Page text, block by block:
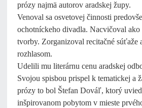
prózy najmä autorov aradskej župy.
Venoval sa osvetovej činnosti
ochotníckeho divadla. Nacvičoval
tvorby. Zorganizoval recitačné súťaže
rozhlasom.
Udelili mu literárnu cenu aradskej
Svojou spisbou prispel k tematickej a
prózy to bol Štefan Dováľ, ktorý
inšpirovanom pobytom v mieste